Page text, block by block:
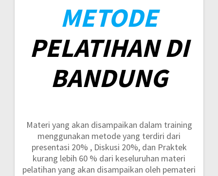
METODE
PELATIHAN DI
BANDUNG
Materi yang akan disampaikan dalam training
menggunakan metode yang terdiri dari
presentasi 20% , Diskusi 20%, dan Praktek
kurang lebih 60 % dari keseluruhan materi
pelatihan yang akan disampaikan oleh pemateri